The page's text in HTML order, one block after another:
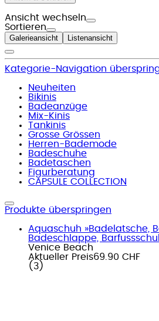
Ansicht wechseln
Sortieren
Galerieansicht Listenansicht
Kategorie-Navigation
Neuheiten
Bikinis
Badeanzüge
Mix-Kinis
Tankinis
Grosse Grössen
Herren-Bademode
Badeschuhe
Badetaschen
Figurberatung
CAPSULE COLLECTION
Produkte überspringen
Aquaschuh »Badelatsche,
Badeschlappe,
Venice Beach
Aktueller Preis69.90 CHF
( 3 )